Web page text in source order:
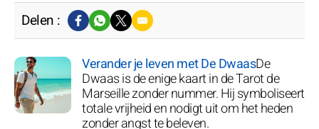
Delen :
Verander je leven met De DwaasDe
Dwaas is de enige kaart in de Tarot de
Marseille zonder nummer. Hij symboliseert
totale vrijheid en nodigt uit om het heden
zonder angst te beleven.